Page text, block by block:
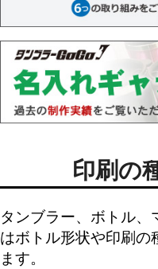
印刷の
タンブラー、ボトル、
はボトル形状や印刷の
ます。